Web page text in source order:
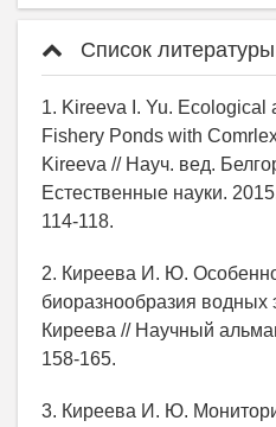
Список литературы
1. Kireeva I. Yu.
Fishery Ponds with
Kireeva // Науч. вед.
Естественные науки.
114-118.
2. Киреева И. Ю.
биоразнообразия
Киреева // Научный
158-165.
3. Киреева И. Ю.